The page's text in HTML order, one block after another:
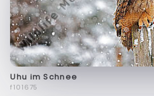
Uhu im Schnee
f101675